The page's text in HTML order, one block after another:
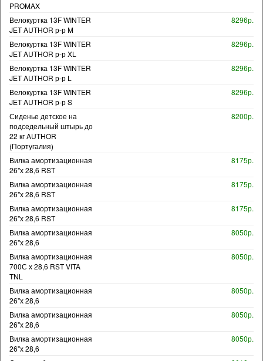
PROMAX
Велокуртка 13F WINTER
JET AUTHOR р-р M
8296р.
Велокуртка 13F WINTER
JET AUTHOR р-р XL
8296р.
Велокуртка 13F WINTER
JET AUTHOR р-р L
8296р.
Велокуртка 13F WINTER
JET AUTHOR р-р S
8296р.
Сиденье детское на
подседельный штырь до
22 кг AUTHOR
(Португалия)
8200р.
Вилка амортизационная
26"х 28,6 RST
8175р.
Вилка амортизационная
26"х 28,6 RST
8175р.
Вилка амортизационная
26"х 28,6 RST
8175р.
Вилка амортизационная
26"х 28,6
8050р.
Вилка амортизационная
700С х 28,6 RST VITA
TNL
8050р.
Вилка амортизационная
26"х 28,6
8050р.
Вилка амортизационная
26"х 28,6
8050р.
Вилка амортизационная
26"х 28,6
8050р.